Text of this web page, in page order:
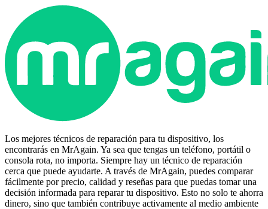
Los mejores técnicos de reparación para tu dispositivo, los
encontrarás en MrAgain. Ya sea que tengas un teléfono, portátil o
consola rota, no importa. Siempre hay un técnico de reparación
cerca que puede ayudarte. A través de MrAgain, puedes comparar
fácilmente por precio, calidad y reseñas para que puedas tomar una
decisión informada para reparar tu dispositivo. Esto no solo te ahorra
dinero, sino que también contribuye activamente al medio ambiente